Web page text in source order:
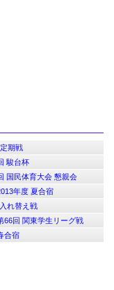
期戦
駿台杯
国民体育大会 懇親会
年度 夏合宿
れ替え戦
66回 関東学生リーグ戦
合宿